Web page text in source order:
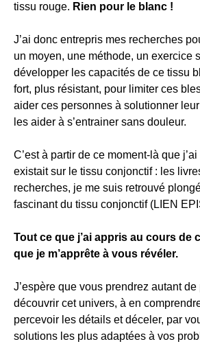
tissu rouge. Rien pour le blanc !
J’ai donc entrepris mes recherches
un moyen, une méthode, un exercice
développer les capacités de ce tissu
fort, plus résistant, pour limiter ces
aider ces personnes à solutionner
les aider à s’entrainer sans douleur.
C’est à partir de ce moment-là que
existait sur le tissu conjonctif : les
recherches, je me suis retrouvé
fascinant du tissu conjonctif (LIEN
Tout ce que j’ai appris au cours de
que je m’apprête à vous révéler.
J’espère que vous prendrez autant
découvrir cet univers, à en
percevoir les détails et déceler, par
solutions les plus adaptées à vos